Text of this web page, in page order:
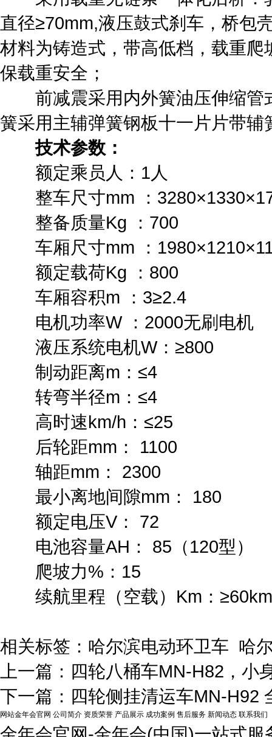
直径≥70mm,液压鼓式刹车，桥包
材料为铸造式，带高低档，载重
保载重安全；
前减震采用内外簧油压伸缩管
簧采用主辅弹簧钢板十一片片带辅
技术参数：
额定乘员人：1人
整车尺寸mm ：
整备质量Kg ：700
车厢尺寸mm ：
额定载荷Kg ：800
车厢容积m ：3≥2.4
电机功率W ：2000无刷电机
液压系统电机W：≥800
制动距离m：≤4
转弯半径m：≤4
高时速km/h：≤25
后轮距mm： 1100
轴距mm： 2300
最小离地间隙mm： 180
额定电压V： 72
电池容量AH： 85（120型）
爬坡力%：15
续航里程（空载）Km：≥60km
相关标签：哈尔滨电动环卫车 哈
上一篇： 四轮八桶车MN-H82，小
下一篇： 四轮侧挂清运车MN-H92
网站金年会官网 公司简介 资质荣誉 产品展示 成功案例 售后服务 新闻动态 联系我们